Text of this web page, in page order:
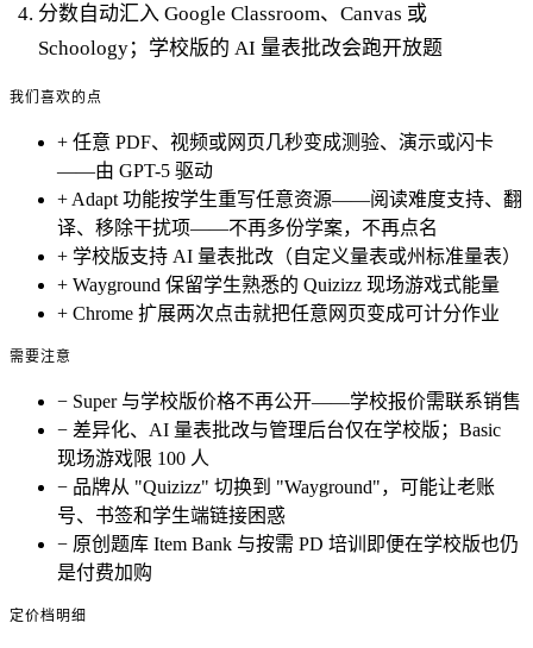
分数自动汇入 Google Classroom、Canvas 或
Schoology；学校版的 AI 量表批改会跑开放题
我们喜欢的点
+ 任意 PDF、视频或网页几秒变成测验、演示或闪卡
——由 GPT-5 驱动
+ Adapt 功能按学生重写任意资源——阅读难度支持、翻
译、移除干扰项——不再多份学案，不再点名
+ 学校版支持 AI 量表批改（自定义量表或州标准量表）
+ Wayground 保留学生熟悉的 Quizizz 现场游戏式能量
+ Chrome 扩展两次点击就把任意网页变成可计分作业
需要注意
− Super 与学校版价格不再公开——学校报价需联系销售
− 差异化、AI 量表批改与管理后台仅在学校版；Basic
现场游戏限 100 人
− 品牌从 "Quizizz" 切换到 "Wayground"，可能让老账
号、书签和学生端链接困惑
− 原创题库 Item Bank 与按需 PD 培训即便在学校版也仍
是付费加购
定价档明细